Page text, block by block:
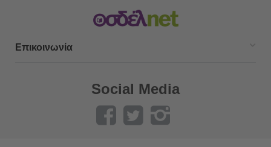
Επικοινωνία
Social Media